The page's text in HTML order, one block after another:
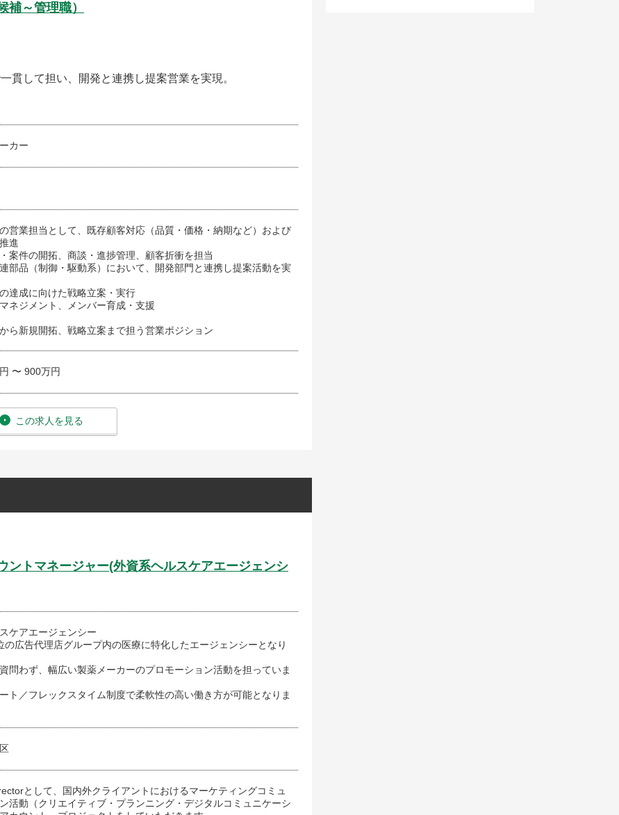
補～管理職）
貫して担い、開発と連携し提案営業を実現。
カー
の営業担当として、既存顧客対応（品質・価格・納期など）および
進
案件の開拓、商談・進捗管理、顧客折衝を担当
連部品（制御・駆動系）において、開発部門と連携し提案活動を実
達成に向けた戦略立案・実行
ネジメント、メンバー育成・支援
ら新規開拓、戦略立案まで担う営業ポジション
〜 900万円
この求人を見る
ントマネージャー(外資系ヘルスケアエージェンシ
ケアエージェンシー
広告代理店グループ内の医療に特化したエージェンシーとなり
問わず、幅広い製薬メーカーのプロモーション活動を担っていま
ト／フレックスタイム制度で柔軟性の高い働き方が可能となりま
として、国内外クライアントにおけるマーケティングコミュ
活動（クリエイティブ・プランニング・デジタルコミュニケーシ